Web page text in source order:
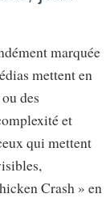
marquée
mettent en
des
et
qui mettent
Crash » en